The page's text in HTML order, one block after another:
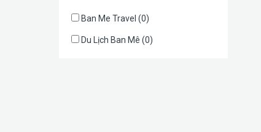
Ban Me Travel (0)
Du Lịch Ban Mê (0)